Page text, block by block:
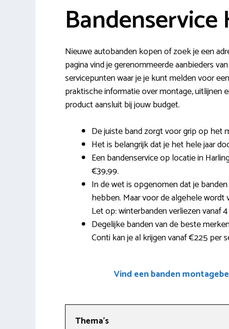
Nieuwe autobanden kopen of zoek je een
pagina vind je gerenommeerde aanbieders
servicepunten waar je je kunt melden voor
praktische informatie over montage, uitlijnen
product aansluit bij jouw budget.
De juiste band zorgt voor grip op het
Het is belangrijk dat je het hele jaar
Een bandenservice op locatie in
€39,99.
In de wet is opgenomen dat je
hebben. Maar voor de algehele wordt
Let op: winterbanden verliezen vanaf
Degelijke banden van de beste
Conti kan je al krijgen vanaf €225 per
Vind een banden
Thema’s